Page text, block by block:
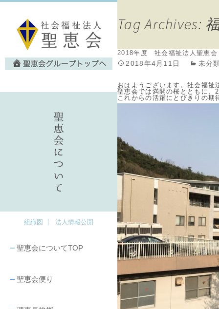
組織図 法人情報公開
聖恵会についてTOP
聖恵会便り
Tag Archives:
2018年度 社会福祉法人聖恵
2018年4月11日 未分
おはようございます。社会福祉
聖恵会では満開の桜とともに、
これからの活躍にとびきりの期